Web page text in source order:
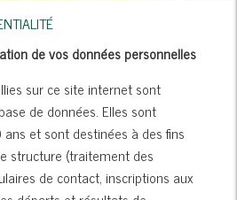
de vos données personnelles
sur ce site internet sont
de données. Elles sont
et sont destinées à des fins
structure (traitement des
de contact, inscriptions aux